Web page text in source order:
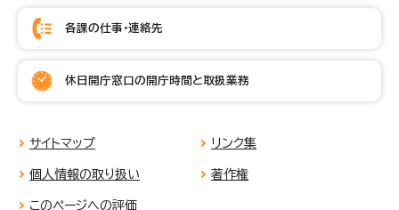
各課の仕事・連絡先
休日開庁窓口の開庁時間と取扱業務
サイトマップ リンク集
個人情報の取り扱い 著作権
このページへの評価